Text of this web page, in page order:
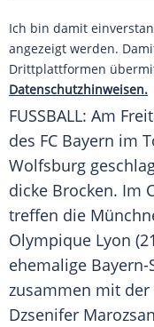
Ich bin damit
angezeigt werden.
Drittplattformen
Datenschutzhinweisen.
FUSSBALL: Am
des FC Bayern im
Wolfsburg
dicke Brocken. Im
treffen die
Olympique Lyon
ehemalige Bayern-
zusammen mit der
Dzsenifer Marozsan